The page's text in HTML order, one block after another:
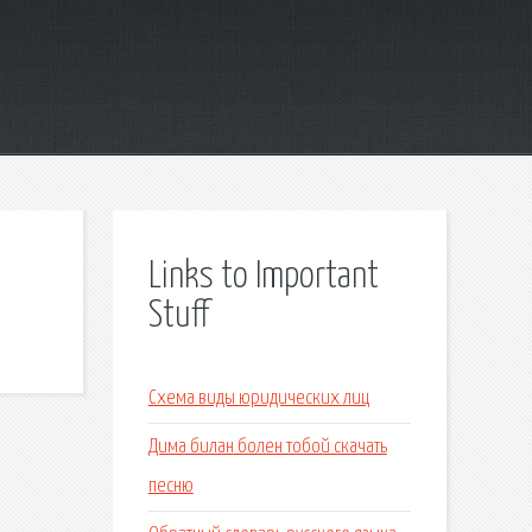
Links to Important
Stuff
Схема виды юридических лиц
Дима билан болен тобой скачать
песню